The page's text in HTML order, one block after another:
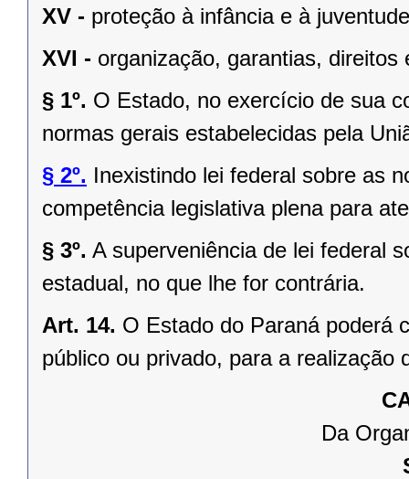
XV - proteção à infância e à
XVI - organização, garantias,
§ 1º. O Estado, no exercício de sua
normas gerais estabelecidas pela
§ 2º. Inexistindo lei federal sobre as
competência legislativa plena para
§ 3º. A superveniência de lei federal
estadual, no que lhe for contrária.
Art. 14. O Estado do Paraná poderá
público ou privado, para a realização
Da